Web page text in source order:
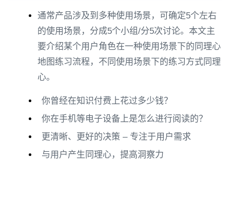
通常产品涉及到多种使用场景，可确定5个左右
的使用场景，分成5个小组/分5次讨论。本文主
要介绍某个用户角色在一种使用场景下的同理心
地图练习流程，不同使用场景下的练习方式同理
心。
你曾经在知识付费上花过多少钱？
你在手机等电子设备上是怎么进行阅读的？
更清晰、更好的决策 – 专注于用户需求
与用户产生同理心，提高洞察力